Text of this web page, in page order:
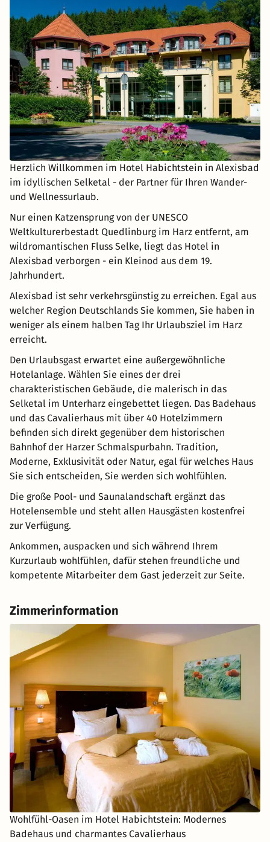
Herzlich Willkommen im Hotel Habichtstein in Alexisbad
im idyllischen Selketal - der Partner für Ihren Wander-
und Wellnessurlaub.
Nur einen Katzensprung von der UNESCO
Weltkulturerbestadt Quedlinburg im Harz entfernt, am
wildromantischen Fluss Selke, liegt das Hotel in
Alexisbad verborgen - ein Kleinod aus dem 19.
Jahrhundert.
Alexisbad ist sehr verkehrsgünstig zu erreichen. Egal aus
welcher Region Deutschlands Sie kommen, Sie haben in
weniger als einem halben Tag Ihr Urlaubsziel im Harz
erreicht.
Den Urlaubsgast erwartet eine außergewöhnliche
Hotelanlage. Wählen Sie eines der drei
charakteristischen Gebäude, die malerisch in das
Selketal im Unterharz eingebettet liegen. Das Badehaus
und das Cavalierhaus mit über 40 Hotelzimmern
befinden sich direkt gegenüber dem historischen
Bahnhof der Harzer Schmalspurbahn. Tradition,
Moderne, Exklusivität oder Natur, egal für welches Haus
Sie sich entscheiden, Sie werden sich wohlfühlen.
Die große Pool- und Saunalandschaft ergänzt das
Hotelensemble und steht allen Hausgästen kostenfrei
zur Verfügung.
Ankommen, auspacken und sich während Ihrem
Kurzurlaub wohlfühlen, dafür stehen freundliche und
kompetente Mitarbeiter dem Gast jederzeit zur Seite.
Zimmerinformation
Wohlfühl-Oasen im Hotel Habichtstein: Modernes
Badehaus und charmantes Cavalierhaus